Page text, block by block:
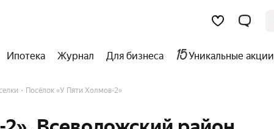
Ипотека Журнал Для бизнеса Уникальные акции
Посёлок «У Пяти Холмов-2»